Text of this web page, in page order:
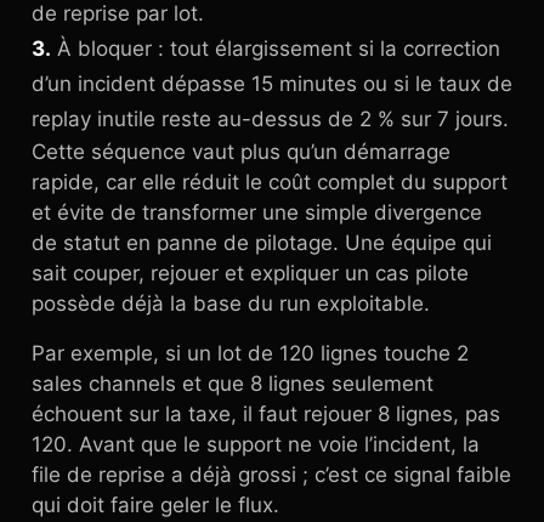
de reprise par lot.
3. À bloquer : tout élargissement si la correction
d’un incident dépasse 15 minutes ou si le taux de
replay inutile reste au-dessus de 2 % sur 7 jours.
Cette séquence vaut plus qu’un démarrage
rapide, car elle réduit le coût complet du support
et évite de transformer une simple divergence
de statut en panne de pilotage. Une équipe qui
sait couper, rejouer et expliquer un cas pilote
possède déjà la base du run exploitable.
Par exemple, si un lot de 120 lignes touche 2
sales channels et que 8 lignes seulement
échouent sur la taxe, il faut rejouer 8 lignes, pas
120. Avant que le support ne voie l’incident, la
file de reprise a déjà grossi ; c’est ce signal faible
qui doit faire geler le flux.